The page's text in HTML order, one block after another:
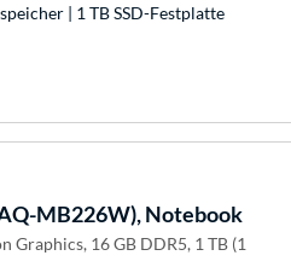
| 1 TB SSD-Festplatte
MB226W), Notebook
Graphics, 16 GB DDR5, 1 TB (1